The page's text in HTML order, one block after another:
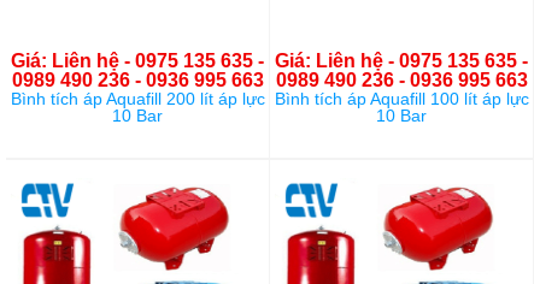
Giá: Liên hệ - 0975 135 635 -
0989 490 236 - 0936 995 663
Bình tích áp Aquafill 200 lít áp lực
10 Bar
Giá: Liên hệ - 0975 135 635 -
0989 490 236 - 0936 995 663
Bình tích áp Aquafill 100 lít áp lực
10 Bar